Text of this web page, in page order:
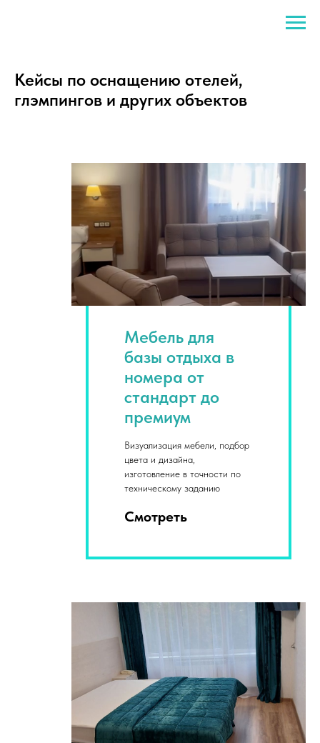
Кейсы по оснащению отелей,
глэмпингов и других объектов
Мебель для
базы отдыха в
номера от
стандарт до
премиум
Визуализация мебели, подбор
цвета и дизайна,
изготовление в точности по
техническому заданию
Смотреть